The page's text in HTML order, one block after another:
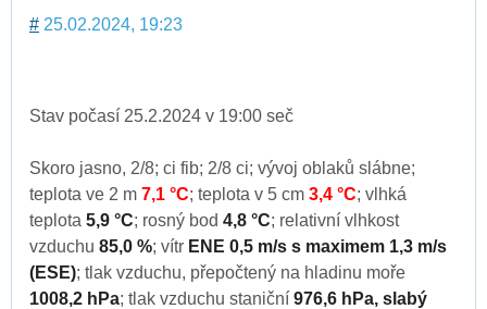
# 25.02.2024, 19:23
Stav počasí 25.2.2024 v 19:00 seč
Skoro jasno, 2/8; ci fib; 2/8 ci; vývoj oblaků slábne;
teplota ve 2 m 7,1 °C; teplota v 5 cm 3,4 °C; vlhká
teplota 5,9 °C; rosný bod 4,8 °C; relativní vlhkost
vzduchu 85,0 %; vítr ENE 0,5 m/s s maximem 1,3 m/s
(ESE); tlak vzduchu, přepočtený na hladinu moře
1008,2 hPa; tlak vzduchu staniční 976,6 hPa, slabý